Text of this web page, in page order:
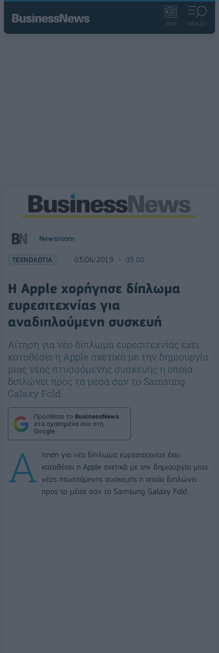
ΡΟΗ ΜΕΝΟΥ
Newsroom
ΤΕΧΝΟΛΟΓΙΑ 03/06/2019 03:00
Η Apple χορήγησε δίπλωμα
ευρεσιτεχνίας για
αναδιπλούμενη συσκευή
Αίτηση για νέο δίπλωμα ευρεσιτεχνίας έχει
καταθέσει η Apple σχετικά με την δημιουργία
μιας νέας πτυσσόμενης συσκευής η οποία
διπλώνει προς τα μέσα σαν το Samsung
Galaxy Fold.
Πρόσθεσε το BusinessNews
στα αγαπημένα σου στη
Google
Α
ίτηση για νέο δίπλωμα ευρεσιτεχνίας έχει
καταθέσει η Apple σχετικά με την δημιουργία μιας
νέας πτυσσόμενης συσκευής η οποία διπλώνει
προς τα μέσα σαν το Samsung Galaxy Fold.